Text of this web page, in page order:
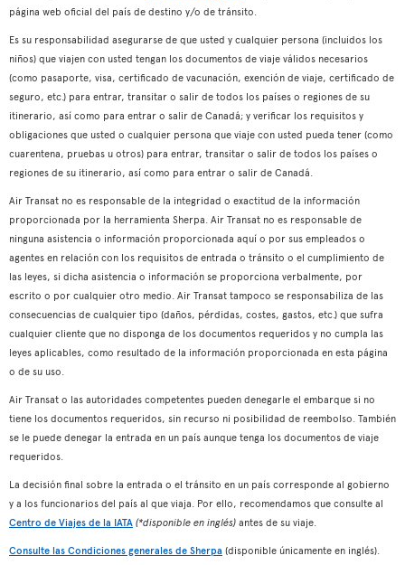
página web oficial del país de destino y/o de tránsito.
Es su responsabilidad asegurarse de que usted y cualquier persona (incluidos los
niños) que viajen con usted tengan los documentos de viaje válidos necesarios
(como pasaporte, visa, certificado de vacunación, exención de viaje, certificado de
seguro, etc.) para entrar, transitar o salir de todos los países o regiones de su
itinerario, así como para entrar o salir de Canadá; y verificar los requisitos y
obligaciones que usted o cualquier persona que viaje con usted pueda tener (como
cuarentena, pruebas u otros) para entrar, transitar o salir de todos los países o
regiones de su itinerario, así como para entrar o salir de Canadá.
Air Transat no es responsable de la integridad o exactitud de la información
proporcionada por la herramienta Sherpa. Air Transat no es responsable de
ninguna asistencia o información proporcionada aquí o por sus empleados o
agentes en relación con los requisitos de entrada o tránsito o el cumplimiento de
las leyes, si dicha asistencia o información se proporciona verbalmente, por
escrito o por cualquier otro medio. Air Transat tampoco se responsabiliza de las
consecuencias de cualquier tipo (daños, pérdidas, costes, gastos, etc.) que sufra
cualquier cliente que no disponga de los documentos requeridos y no cumpla las
leyes aplicables, como resultado de la información proporcionada en esta página
o de su uso.
Air Transat o las autoridades competentes pueden denegarle el embarque si no
tiene los documentos requeridos, sin recurso ni posibilidad de reembolso. También
se le puede denegar la entrada en un país aunque tenga los documentos de viaje
requeridos.
La decisión final sobre la entrada o el tránsito en un país corresponde al gobierno
y a los funcionarios del país al que viaja. Por ello, recomendamos que consulte al
Centro de Viajes de la IATA (*disponible en inglés) antes de su viaje.
Consulte las Condiciones generales de Sherpa (disponible únicamente en inglés).